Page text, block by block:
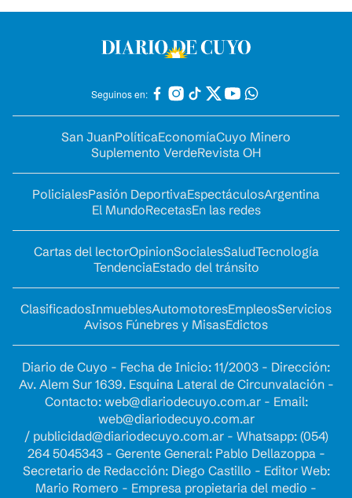
Seguinos en:
San JuanPolíticaEconomíaCuyo Minero
Suplemento VerdeRevista OH
PolicialesPasión DeportivaEspectáculosArgentina
El MundoRecetasEn las redes
Cartas del lectorOpinionSocialesSaludTecnología
TendenciaEstado del tránsito
ClasificadosInmueblesAutomotoresEmpleosServicios
Avisos Fúnebres y MisasEdictos
Diario de Cuyo - Fecha de Inicio: 11/2003 - Dirección:
Av. Alem Sur 1639. Esquina Lateral de Circunvalación -
Contacto: web@diariodecuyo.com.ar- Email:
web@diariodecuyo.com.ar
/ publicidad@diariodecuyo.com.ar- Whatsapp: (054)
264 5045343 - Gerente General: Pablo Dellazoppa -
Secretario de Redacción: Diego Castillo - Editor Web:
Mario Romero - Empresa propietaria del medio -